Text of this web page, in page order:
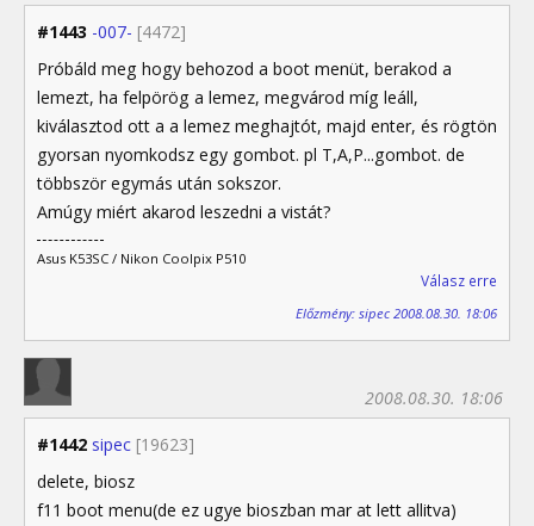
#1443 -007- [4472]
Próbáld meg hogy behozod a boot menüt, berakod a
lemezt, ha felpörög a lemez, megvárod míg leáll,
kiválasztod ott a a lemez meghajtót, majd enter, és rögtön
gyorsan nyomkodsz egy gombot. pl T,A,P...gombot. de
többször egymás után sokszor.
Amúgy miért akarod leszedni a vistát?
Asus K53SC / Nikon Coolpix P510
Válasz erre
Előzmény: sipec 2008.08.30. 18:06
#1442 sipec [19623]
2008.08.30. 18:06
delete, biosz
f11 boot menu(de ez ugye bioszban mar at lett allitva)